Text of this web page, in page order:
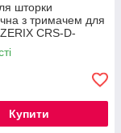
шторки
з тримачем для
CRS-D-
225cm
сталь) (ZX6099)
Купити